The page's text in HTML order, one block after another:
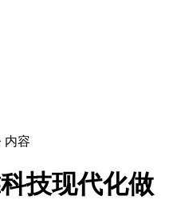
内容
技现代化做